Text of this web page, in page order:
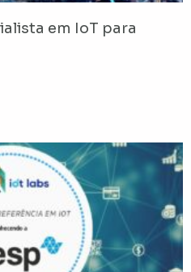
em IoT para